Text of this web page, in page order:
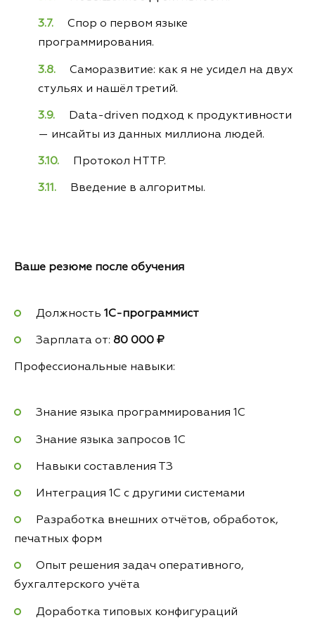
Спор о первом языке
программирования.
Саморазвитие: как я не усидел на двух
стульях и нашёл третий.
Data-driven подход к продуктивности
— инсайты из данных миллиона людей.
Протокол HTTP.
Введение в алгоритмы.
Ваше резюме после обучения
Должность 1С-программист
Зарплата от: 80 000 ₽
Профессиональные навыки:
Знание языка программирования 1С
Знание языка запросов 1С
Навыки составления ТЗ
Интеграция 1С с другими системами
Разработка внешних отчётов, обработок,
печатных форм
Опыт решения задач оперативного,
бухгалтерского учёта
Доработка типовых конфигураций